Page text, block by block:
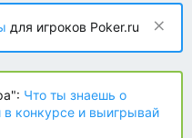
для игроков Poker.ru
Что ты знаешь о
в конкурсе и выигрывай